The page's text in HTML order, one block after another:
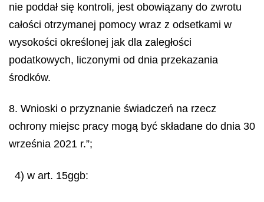
nie poddał się kontroli, jest obowiązany do zwrotu
całości otrzymanej pomocy wraz z odsetkami w
wysokości określonej jak dla zaległości
podatkowych, liczonymi od dnia przekazania
środków.
8. Wnioski o przyznanie świadczeń na rzecz
ochrony miejsc pracy mogą być składane do dnia 30
września 2021 r.”;
4) w art. 15ggb: